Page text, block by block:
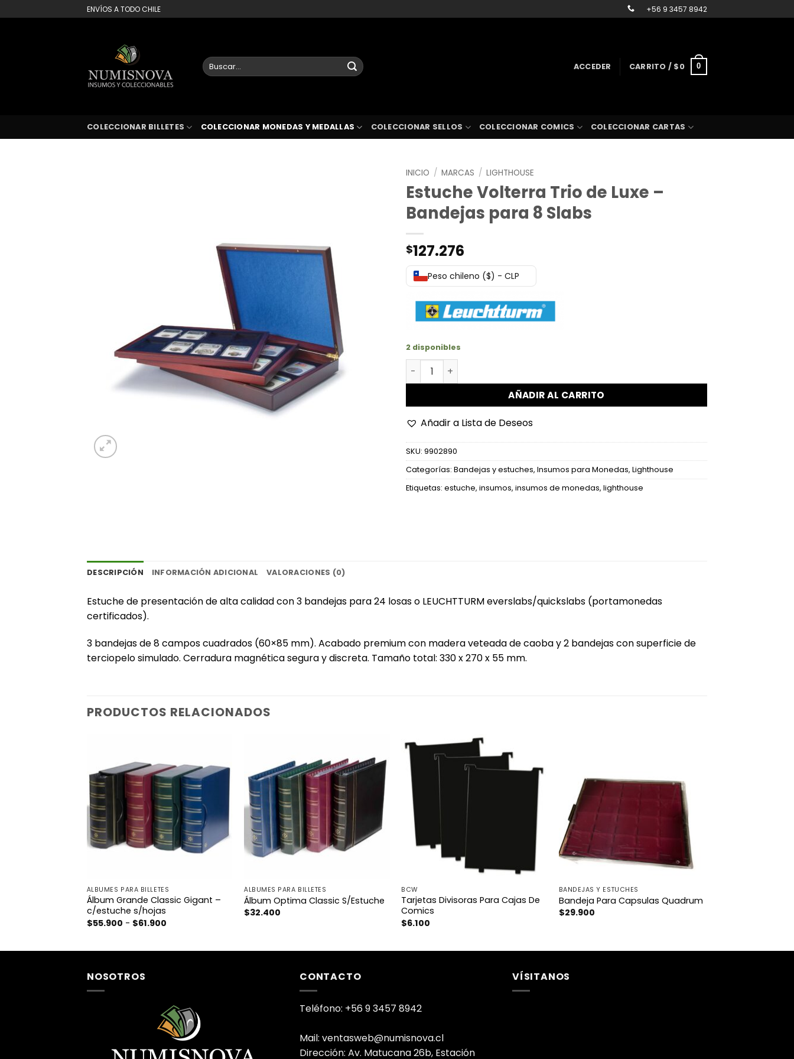
al
ENVÍOS A TODO CHILE +56 9 3457 8942
Buscar
por:
ACCEDER CARRITO / $0 0
COLECCIONAR BILLETES COLECCIONAR MONEDAS Y MEDALLAS COLECCIONAR SELLOS COLECCIONAR COMICS COLECCIONAR CARTAS
INICIO / MARCAS / LIGHTHOUSE
Estuche Volterra Trio de Luxe –
Bandejas para 8 Slabs
$127.276
Peso chileno ($) - CLP
2 disponibles
Estuche Volterra Trio de Luxe - Bandejas para 8 Slabs cantidad
AÑADIR AL CARRITO
Añadir a Lista de Deseos
SKU: 9902890
Categorías: Bandejas y estuches, Insumos para Monedas, Lighthouse
Etiquetas: estuche, insumos, insumos de monedas, lighthouse
DESCRIPCIÓN INFORMACIÓN ADICIONAL VALORACIONES (0)
Estuche de presentación de alta calidad con 3 bandejas para 24 losas o LEUCHTTURM everslabs/quickslabs (portamonedas
certificados).
3 bandejas de 8 campos cuadrados (60×85 mm). Acabado premium con madera veteada de caoba y 2 bandejas con superficie de
terciopelo simulado. Cerradura magnética segura y discreta. Tamaño total: 330 x 270 x 55 mm.
PRODUCTOS RELACIONADOS
ÁLBUMES PARA BILLETES
Álbum Grande Classic Gigant –
c/estuche s/hojas
$55.900 - $61.900Rango
ÁLBUMES PARA BILLETES
Álbum Optima Classic S/Estuche
$32.400
BCW
Tarjetas Divisoras Para Cajas De
Comics
$6.100
BANDEJAS Y ESTUCHES
Bandeja Para Capsulas Quadrum
$29.900
NOSOTROS CONTACTO
Teléfono: +56 9 3457 8942
Mail: ventasweb@numisnova.cl
Dirección: Av. Matucana 26b, Estación
VÍSITANOS